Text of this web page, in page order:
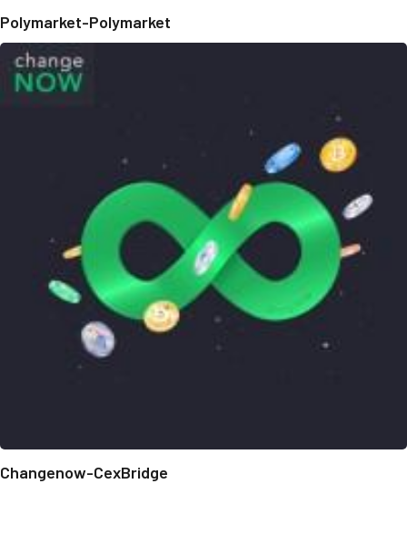
Polymarket-Polymarket
Changenow-CexBridge